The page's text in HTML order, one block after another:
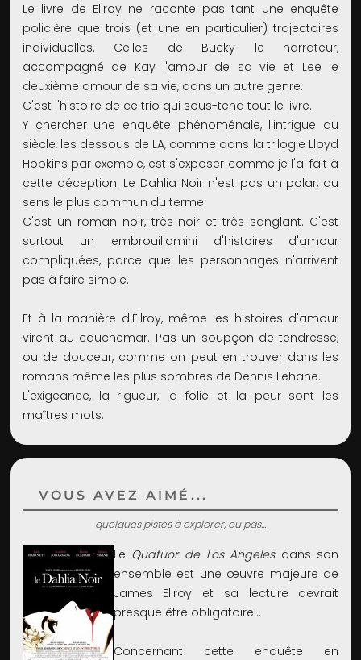
Le livre de Ellroy ne raconte pas tant une enquête
policière que trois (et une en particulier) trajectoires
individuelles. Celles de Bucky le narrateur,
accompagné de Kay l'amour de sa vie et Lee le
deuxième amour de sa vie, dans un autre genre.
C'est l'histoire de ce trio qui sous-tend tout le livre.
Y chercher une enquête phénoménale, l'intrigue du
siècle, les dessous de LA, comme dans la trilogie Lloyd
Hopkins par exemple, est s'exposer comme je l'ai fait à
cette déception. Le Dahlia Noir n'est pas un polar, au
sens le plus commun du terme.
C'est un roman noir, très noir et très sanglant. C'est
surtout un embrouillamini d'histoires d'amour
compliquées, parce que les personnages n'arrivent
pas à faire simple.
Et à la manière d'Ellroy, même les histoires d'amour
virent au cauchemar. Pas un soupçon de tendresse,
ou de douceur, comme on peut en trouver dans les
romans même les plus sombres de Dennis Lehane.
L'exigeance, la rigueur, la folie et la peur sont les
maîtres mots.
VOUS AVEZ AIMÉ...
quelques pistes à explorer, ou pas...
Le Quatuor de Los Angelesdans son
ensemble est une œuvre majeure de
James Ellroy et sa lecture devrait
presque être obligatoire...
Concernant cette enquête en